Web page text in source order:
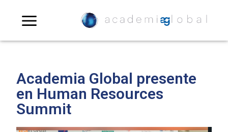
Academia Global presente
en Human Resources
Summit